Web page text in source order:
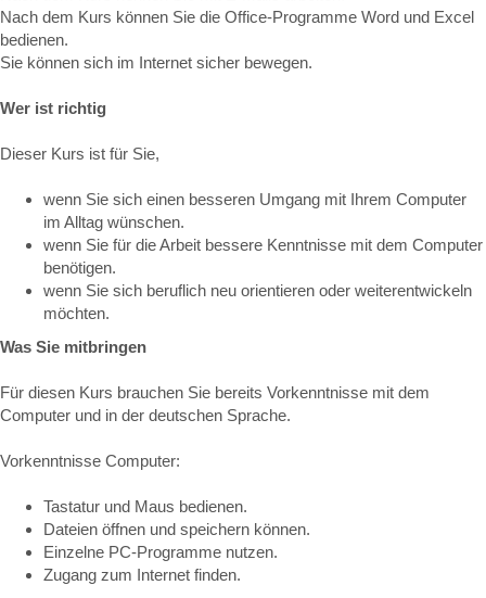
Nach dem Kurs können Sie die Office-Programme Word und Excel
bedienen.
Sie können sich im Internet sicher bewegen.
Wer ist richtig
Dieser Kurs ist für Sie,
wenn Sie sich einen besseren Umgang mit Ihrem Computer
im Alltag wünschen.
wenn Sie für die Arbeit bessere Kenntnisse mit dem Computer
benötigen.
wenn Sie sich beruflich neu orientieren oder weiterentwickeln
möchten.
Was Sie mitbringen
Für diesen Kurs brauchen Sie bereits Vorkenntnisse mit dem
Computer und in der deutschen Sprache.
Vorkenntnisse Computer:
Tastatur und Maus bedienen.
Dateien öffnen und speichern können.
Einzelne PC-Programme nutzen.
Zugang zum Internet finden.